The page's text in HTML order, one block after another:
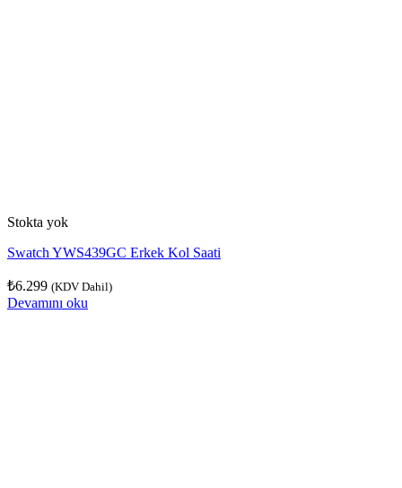
Stokta yok
Swatch YWS439GC Erkek Kol Saati
₺6.299 (KDV Dahil)
Devamını oku